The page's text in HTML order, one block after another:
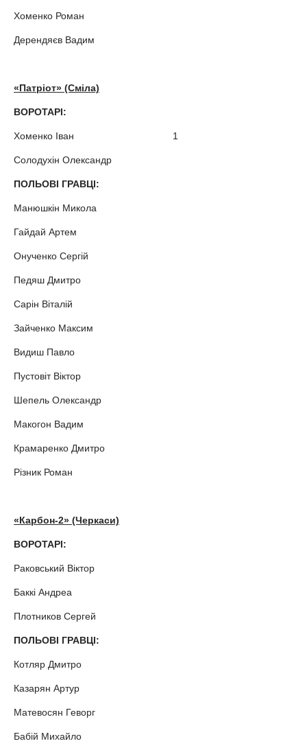
Хоменко Роман
Дерендяєв Вадим
«Патріот» (Сміла)
ВОРОТАРІ:
Хоменко Іван 1
Солодухін Олександр
ПОЛЬОВІ ГРАВЦІ:
Манюшкін Микола
Гайдай Артем
Онученко Сергій
Педяш Дмитро
Сарін Віталій
Зайченко Максим
Видиш Павло
Пустовіт Віктор
Шепель Олександр
Макогон Вадим
Крамаренко Дмитро
Різник Роман
«Карбон-2» (Черкаси)
ВОРОТАРІ:
Раковський Віктор
Баккі Андреа
Плотников Сергей
ПОЛЬОВІ ГРАВЦІ:
Котляр Дмитро
Казарян Артур
Матевосян Геворг
Бабій Михайло